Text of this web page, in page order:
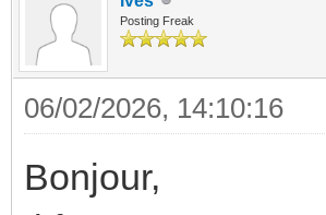
Posting Freak
06/02/2026, 14:10:16
Bonjour,